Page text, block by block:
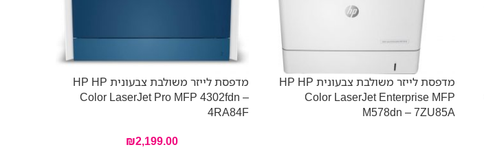
מדפסת לייזר משולבת צבעונית HP HP
Color LaserJet Enterprise MFP
M578dn – 7ZU85A
מדפסת לייזר משולבת צבעונית HP HP
Color LaserJet Pro MFP 4302fdn –
4RA84F
₪2,199.00